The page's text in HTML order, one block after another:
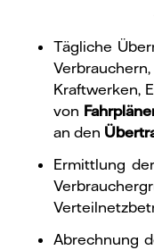
Tägliche
Kraftwerken,
von
an den
Ermittlung
Abrechnung